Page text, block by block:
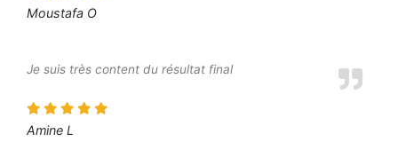
Moustafa O
Je suis très content du résultat final
Amine L